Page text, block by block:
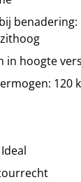
benadering:
in hoogte
120